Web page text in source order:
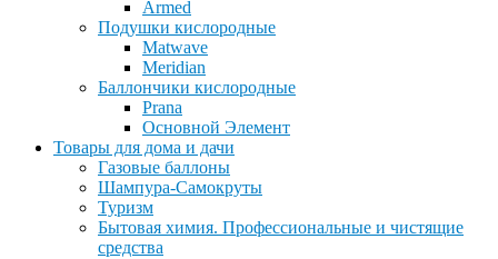
Armed
Подушки кислородные
Matwave
Meridian
Баллончики кислородные
Prana
Основной Элемент
Товары для дома и дачи
Газовые баллоны
Шампура-Самокруты
Туризм
Бытовая химия. Профессиональные и чистящие
средства